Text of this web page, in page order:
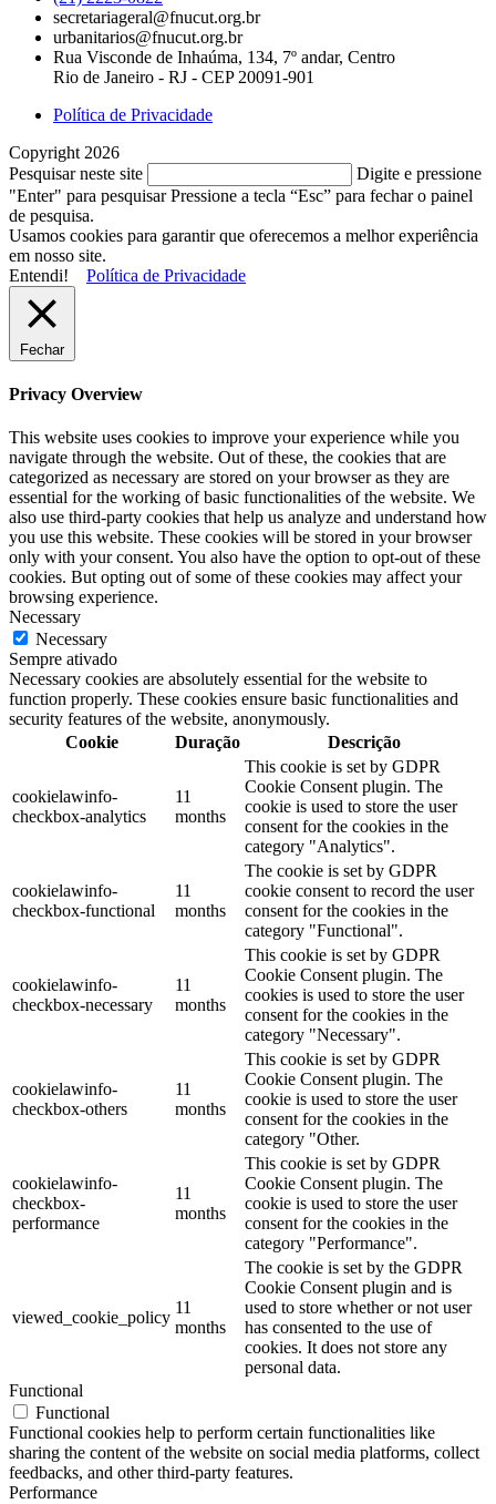
secretariageral@fnucut.org.br
urbanitarios@fnucut.org.br
Rua Visconde de Inhaúma, 134, 7º andar, Centro
Rio de Janeiro - RJ - CEP 20091-901
Política de Privacidade
Copyright 2026
Pesquisar neste site
Digite e pressione
"Enter" para pesquisarPressione a tecla “Esc” para fechar o painel
de pesquisa.
Usamos cookies para garantir que oferecemos a melhor experiência
em nosso site.
Entendi!
Política de Privacidade
Fechar
Privacy Overview
This website uses cookies to improve your experience while you
navigate through the website. Out of these, the cookies that are
categorized as necessary are stored on your browser as they are
essential for the working of basic functionalities of the website. We
also use third-party cookies that help us analyze and understand how
you use this website. These cookies will be stored in your browser
only with your consent. You also have the option to opt-out of these
cookies. But opting out of some of these cookies may affect your
browsing experience.
Necessary
Necessary
Sempre ativado
Necessary cookies are absolutely essential for the website to
function properly. These cookies ensure basic functionalities and
security features of the website, anonymously.
Cookie
Duração Descrição
cookielawinfo-
checkbox-analytics
11
months
This cookie is set by GDPR
Cookie Consent plugin. The
cookie is used to store the user
consent for the cookies in the
category "Analytics".
cookielawinfo-
checkbox-functional
11
months
The cookie is set by GDPR
cookie consent to record the user
consent for the cookies in the
category "Functional".
cookielawinfo-
checkbox-necessary
11
months
This cookie is set by GDPR
Cookie Consent plugin. The
cookies is used to store the user
consent for the cookies in the
category "Necessary".
cookielawinfo-
checkbox-others
11
months
This cookie is set by GDPR
Cookie Consent plugin. The
cookie is used to store the user
consent for the cookies in the
category "Other.
cookielawinfo-
checkbox-
performance
11
months
This cookie is set by GDPR
Cookie Consent plugin. The
cookie is used to store the user
consent for the cookies in the
category "Performance".
viewed_cookie_policy
11
months
The cookie is set by the GDPR
Cookie Consent plugin and is
used to store whether or not user
has consented to the use of
cookies. It does not store any
personal data.
Functional
Functional
Functional cookies help to perform certain functionalities like
sharing the content of the website on social media platforms, collect
feedbacks, and other third-party features.
Performance